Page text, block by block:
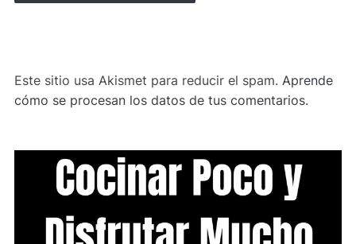
Este sitio usa Akismet para reducir el spam. Aprende
cómo se procesan los datos de tus comentarios.